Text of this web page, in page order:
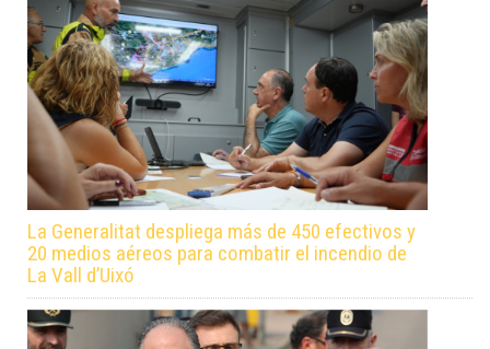
La Generalitat despliega más de 450 efectivos y
20 medios aéreos para combatir el incendio de
La Vall d’Uixó